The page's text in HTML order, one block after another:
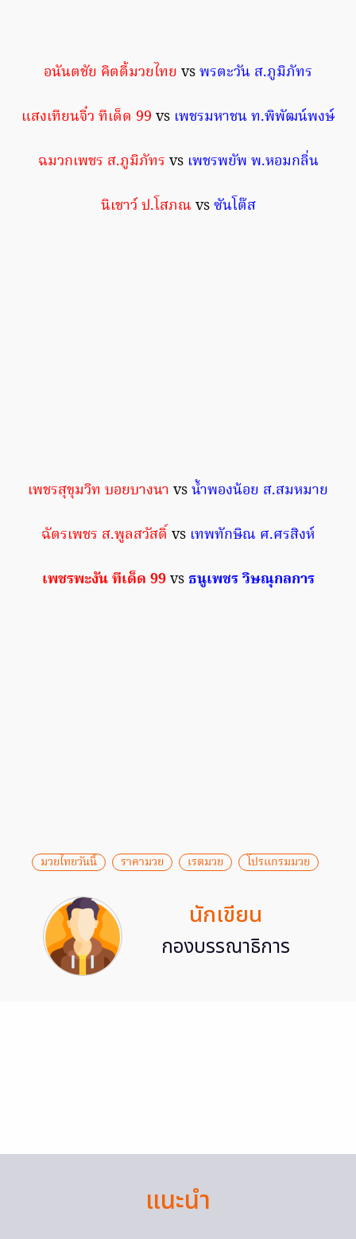
อนันตชัย คิตตี้มวยไทย vsพรตะวัน ส.ภูมิภัทร
แสงเทียนจิ๋ว ทีเด็ด 99 vs เพชรมหาชน ท.พิพัฒน์พงษ์
ฉมวกเพชร ส.ภูมิภัทร vs เพชรพยัพ พ.หอมกลิ่น
นิเชาว์ ป.โสภณ vsซันโต๊ส
เพชรสุขุมวิท บอยบางนา vsน้ำพองน้อย ส.สมหมาย
ฉัตรเพชร ส.พูลสวัสดิ์ vs เทพทักษิณ ศ.ศรสิงห์
เพชรพะงัน ทีเด็ด 99vs ธนูเพชร วิษณุกลการ
มวยไทยวันนี้ ราคามวย เรตมวย โปรแกรมมวย
นักเขียน
กองบรรณาธิการ
แนะนำ